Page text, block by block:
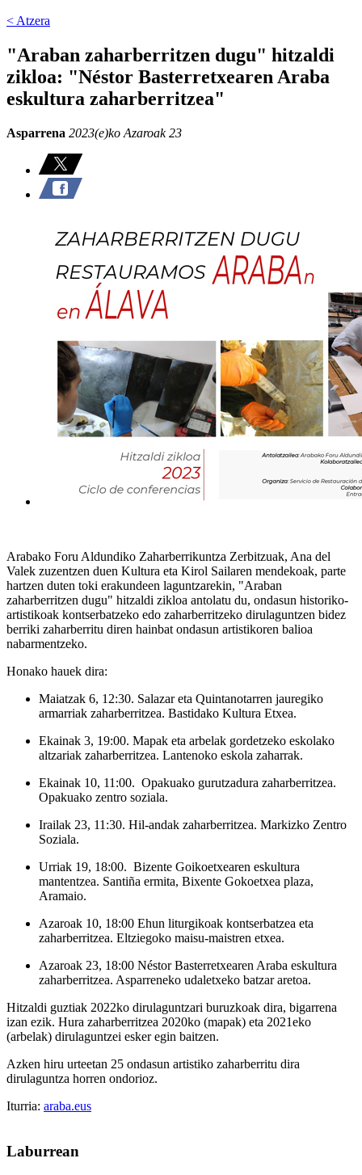
< Atzera
"Araban zaharberritzen dugu" hitzaldi
zikloa: "Néstor Basterretxearen Araba
eskultura zaharberritzea"
Asparrena 2023(e)ko Azaroak 23
Arabako Foru Aldundiko Zaharberrikuntza Zerbitzuak, Ana del
Valek zuzentzen duen Kultura eta Kirol Sailaren mendekoak, parte
hartzen duten toki erakundeen laguntzarekin, "Araban
zaharberritzen dugu" hitzaldi zikloa antolatu du, ondasun historiko-
artistikoak kontserbatzeko edo zaharberritzeko dirulaguntzen bidez
berriki zaharberritu diren hainbat ondasun artistikoren balioa
nabarmentzeko.
Honako hauek dira:
Maiatzak 6, 12:30. Salazar eta Quintanotarren jauregiko
armarriak zaharberritzea. Bastidako Kultura Etxea.
Ekainak 3, 19:00. Mapak eta arbelak gordetzeko eskolako
altzariak zaharberritzea. Lantenoko eskola zaharrak.
Ekainak 10, 11:00. Opakuako gurutzadura zaharberritzea.
Opakuako zentro soziala.
Irailak 23, 11:30. Hil-andak zaharberritzea. Markizko Zentro
Soziala.
Urriak 19, 18:00. Bizente Goikoetxearen eskultura
mantentzea. Santiña ermita, Bixente Gokoetxea plaza,
Aramaio.
Azaroak 10, 18:00 Ehun liturgikoak kontserbatzea eta
zaharberritzea. Eltziegoko maisu-maistren etxea.
Azaroak 23, 18:00 Néstor Basterretxearen Araba eskultura
zaharberritzea. Asparreneko udaletxeko batzar aretoa.
Hitzaldi guztiak 2022ko dirulaguntzari buruzkoak dira, bigarrena
izan ezik. Hura zaharberritzea 2020ko (mapak) eta 2021eko
(arbelak) dirulaguntzei esker egin baitzen.
Azken hiru urteetan 25 ondasun artistiko zaharberritu dira
dirulaguntza horren ondorioz.
Iturria: araba.eus
Laburrean